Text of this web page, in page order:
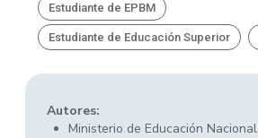
Estudiante de EPBM
Estudiante de Educación Superior
Autores:
Ministerio de Educación Nacional